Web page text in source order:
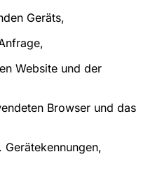
Geräts,
Website und der
Browser und das
Gerätekennungen,